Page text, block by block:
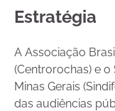
Estratégia
A Associação
(Centrorochas) e
Minas Gerais
das audiências